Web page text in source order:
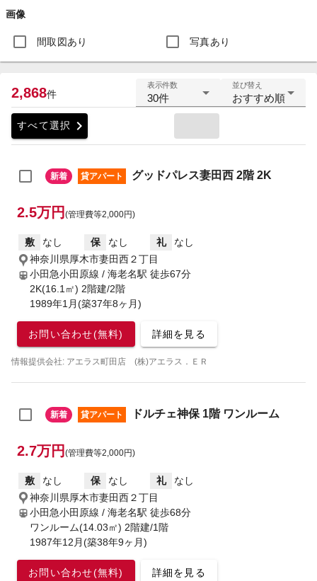
画像
間取図あり 写真あり
2,868件
表示件数
30件
並び替え
おすすめ順
すべて選択 chevron_right
新着 貸アパート グッドパレス妻田西 2階 2K
2.5万円 (管理費等2,000円)
敷 なし 保 なし 礼
なし
神奈川県厚木市妻田西２丁目
小田急小田原線 / 海老名駅 徒歩67分
2K(16.1㎡) 2階建/2階
1989年1月(築37年8ヶ月)
お問い合わせ(無料) 詳細を見る
情報提供会社: アエラス町田店 (株)アエラス．ＥＲ
新着 貸アパート ドルチェ神保 1階 ワンルーム
2.7万円 (管理費等2,000円)
敷 なし 保 なし 礼
なし
神奈川県厚木市妻田西２丁目
小田急小田原線 / 海老名駅 徒歩68分
ワンルーム(14.03㎡) 2階建/1階
1987年12月(築38年9ヶ月)
お問い合わせ(無料) 詳細を見る